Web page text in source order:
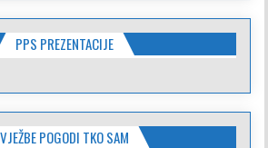
PPS PREZENTACIJE
VJEŽBE POGODI TKO SAM